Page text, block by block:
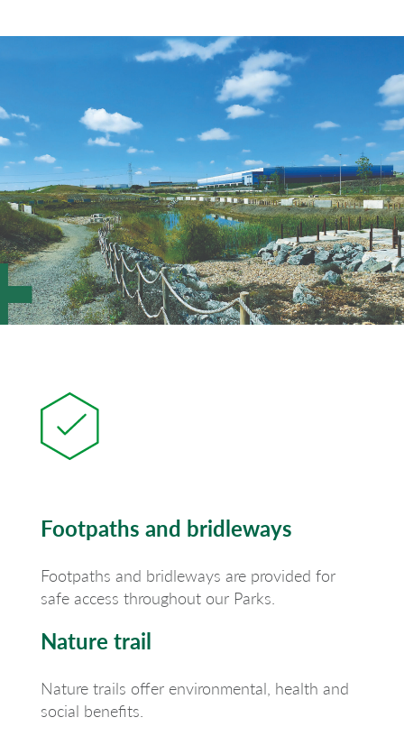
Footpaths and bridleways
Footpaths and bridleways are provided for
safe access throughout our Parks.
Nature trail
Nature trails offer environmental, health and
social benefits.